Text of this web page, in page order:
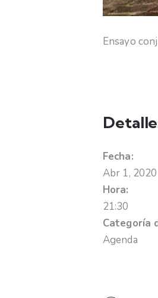
Ensayo
Fecha:
Abr 1, 2020
Hora:
21:30
Categoría
Agenda